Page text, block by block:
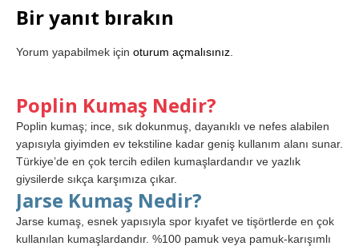
Bir yanıt bırakın
Yorum yapabilmek için oturum açmalısınız.
Poplin Kumaş Nedir?
Poplin kumaş; ince, sık dokunmuş, dayanıklı ve nefes alabilen
yapısıyla giyimden ev tekstiline kadar geniş kullanım alanı sunar.
Türkiye’de en çok tercih edilen kumaşlardandır ve yazlık
giysilerde sıkça karşımıza çıkar.
Jarse Kumaş Nedir?
Jarse kumaş, esnek yapısıyla spor kıyafet ve tişörtlerde en çok
kullanılan kumaşlardandır. %100 pamuk veya pamuk-karışımlı